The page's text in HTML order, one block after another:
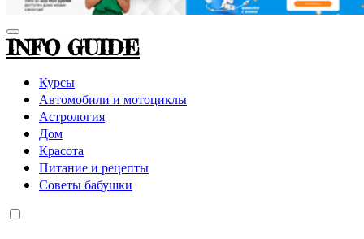
INFO GUIDE
Курсы
Автомобили и мотоциклы
Астрология
Дом
Красота
Питание и рецепты
Советы бабушки